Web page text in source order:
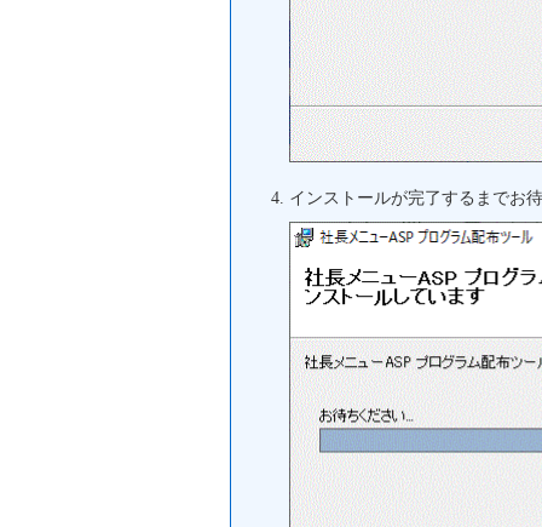
インストールが完了するまでお